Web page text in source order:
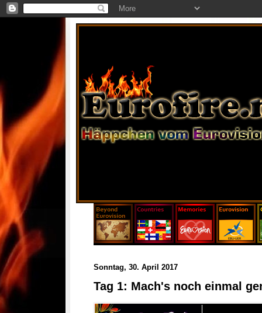
Sonntag, 30. April 2017
Tag 1: Mach's noch einmal